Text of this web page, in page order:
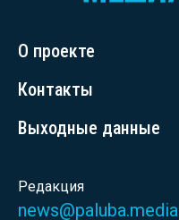
О проекте
Контакты
Выходные данные
Редакция
news@paluba.media